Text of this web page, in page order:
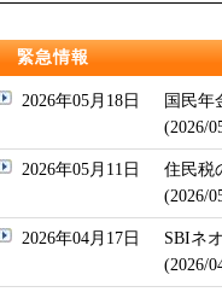
緊急情報
2026年05月18日
国民年
(2026/
2026年05月11日
住民税
(2026/
2026年04月17日
SBIネ
(2026/